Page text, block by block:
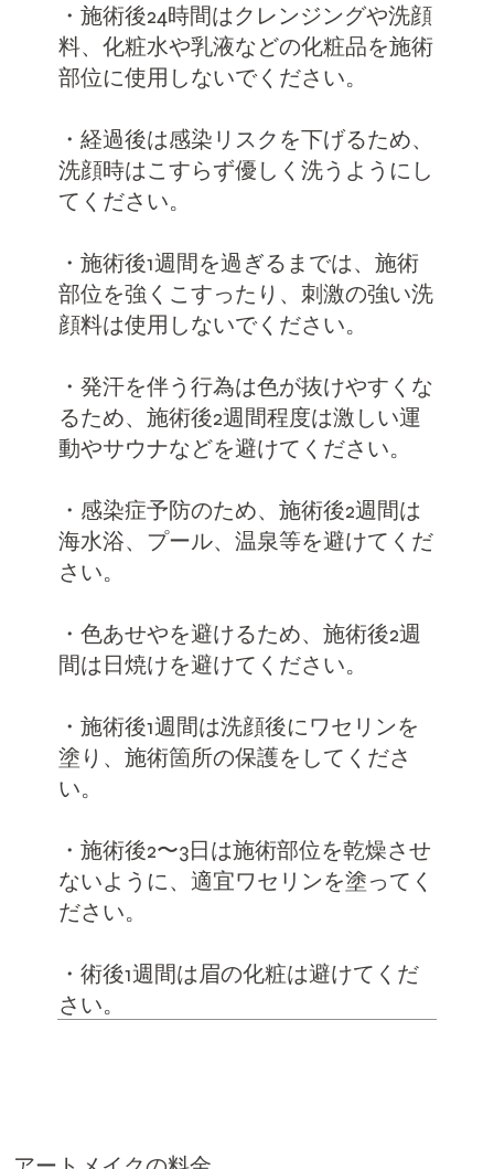
・施術後24時間はクレンジングや洗顔
料、化粧水や乳液などの化粧品を施術
部位に使用しないでください。
・経過後は感染リスクを下げるため、
洗顔時はこすらず優しく洗うようにし
てください。
・施術後1週間を過ぎるまでは、施術
部位を強くこすったり、刺激の強い洗
顔料は使用しないでください。
・発汗を伴う行為は色が抜けやすくな
るため、施術後2週間程度は激しい運
動やサウナなどを避けてください。
・感染症予防のため、施術後2週間は
海水浴、プール、温泉等を避けてくだ
さい。
・色あせやを避けるため、施術後2週
間は日焼けを避けてください。
・施術後1週間は洗顔後にワセリンを
塗り、施術箇所の保護をしてくださ
い。
・施術後2〜3日は施術部位を乾燥させ
ないように、適宜ワセリンを塗ってく
ださい。
・術後1週間は眉の化粧は避けてくだ
さい。